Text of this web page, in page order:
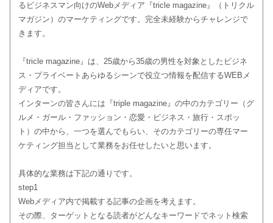
るビジネスマン向けのWebメディア『tricle magazine』（トリクル
マガジン）のマーケティングです。完全未経験からチャレンジで
きます。
『tricle magazine』は、25歳から35歳の男性を対象としたビジネ
ス・プライベートあらゆるシーンで役立つ情報を配信するWEBメ
ディアです。
インターンの皆さんには『triple magazine』の中のカテゴリー（グ
ルメ・ガール・ファッション・恋愛・ビジネス・旅行・スポッ
ト）の中から、一つを選んでもらい、そのカテゴリーの専任マー
ケティング担当として業務をお任せしたいと思います。
具体的な業務は下記の通りです。
step1
Webメディア内で掲載する記事の企画を考えます。
その際、ターゲットとなる読者がどんなキーワードでネット検索